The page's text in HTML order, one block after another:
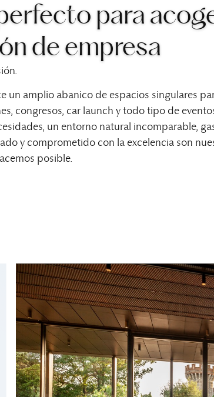
para
de empresa
un amplio abanico de espacios singulares
congresos, car launch y todo tipo de
un entorno natural incomparable,
y comprometido con la excelencia son
posible.